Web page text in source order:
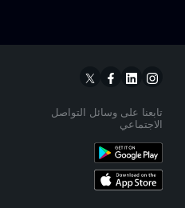
تابعنا على وسائل التواصل
الاجتماعي